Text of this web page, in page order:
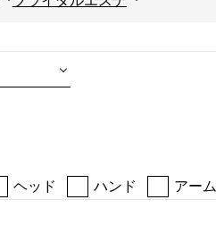
ヘッド ハンド アーム